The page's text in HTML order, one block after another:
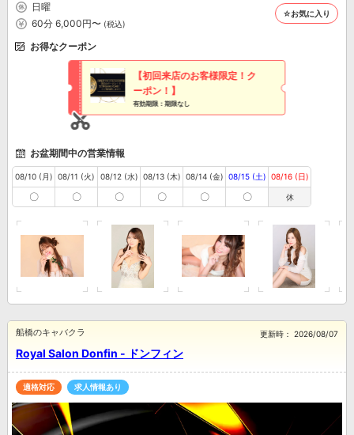
日曜
60分 6,000円〜 (税込)
☆お気に入り
お得なクーポン
【初回来店のお客様限定！ク
ーポン！】
有効期限：期限なし
お盆期間中の営業情報
08/10 (月)
〇
08/11 (火)
〇
08/12 (水)
〇
08/13 (木)
〇
08/14 (金)
〇
08/15 (土)
〇
08/16 (日)
休
Royal Salon Donfin - ドンフィン
船橋のキャバクラ 更新時： 2026/08/07
適格対応 求人情報あり